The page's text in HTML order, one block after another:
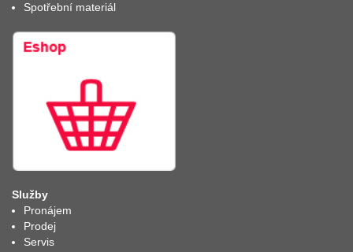
Spotřební materiál
Služby
Pronájem
Prodej
Servis